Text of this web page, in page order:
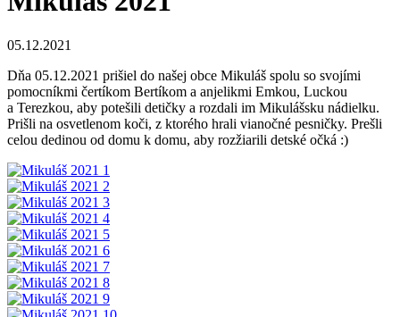
05.12.2021
Dňa 05.12.2021 prišiel do našej obce Mikuláš spolu so svojími
pomocníkmi čertíkom Bertíkom a anjelikmi Emkou, Luckou
a Terezkou, aby potešili detičky a rozdali im Mikulášsku nádielku.
Prišli na osvetlenom koči, z ktorého hrali vianočné pesničky. Prešli
celou dedinou od domu k domu, aby rozžiarili detské očká :)